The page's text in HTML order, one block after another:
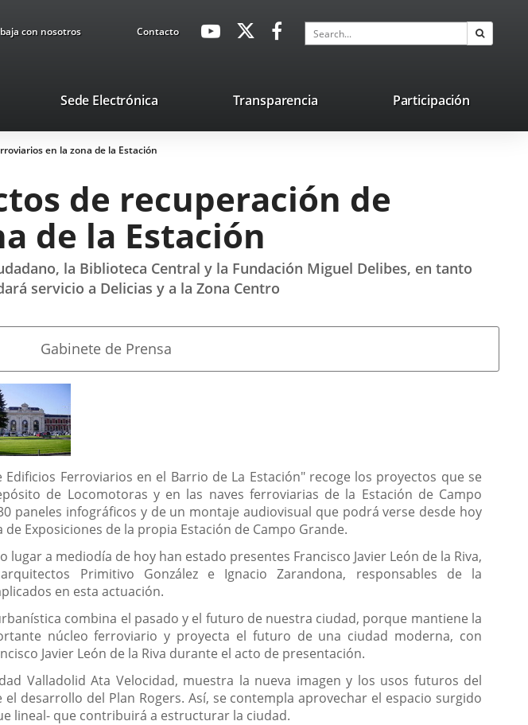
con nosotros ContactoavaHeaderSocial
Link
Link
application.
application.
Search
Sede ElectrónicaLink
external
Transparencia Participación
en la zona de la Estación
de recuperación de
de la Estación
la Biblioteca Central y la Fundación Miguel Delibes, en tanto
servicio a Delicias y a la Zona Centro
Fuente
la
noticia
Gabinete de Prensa
Edificios Ferroviarios en el Barrio de La Estación" recoge los proyectos que se
de Locomotoras y en las naves ferroviarias de la Estación de Campo
paneles infográficos y de un montaje audiovisual que podrá verse desde hoy
de Exposiciones de la propia Estación de Campo Grande.
lugar a mediodía de hoy han estado presentes Francisco Javier León de la Riva,
Primitivo González e Ignacio Zarandona, responsables de la
en esta actuación.
combina el pasado y el futuro de nuestra ciudad, porque mantiene la
núcleo ferroviario y proyecta el futuro de una ciudad moderna, con
Javier León de la Riva durante el acto de presentación.
Valladolid Ata Velocidad, muestra la nueva imagen y los usos futuros del
desarrollo del Plan Rogers. Así, se contempla aprovechar el espacio surgido
lineal- que contribuirá a estructurar la ciudad.